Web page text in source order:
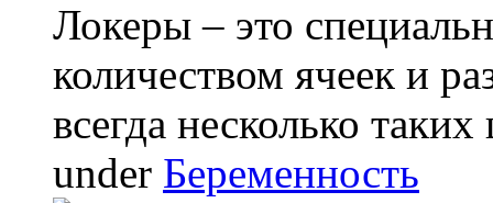
Локеры – это
количеством ячеек и
всегда несколько
under Беременность